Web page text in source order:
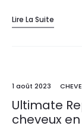
Lire La Suite
1 août 2023
Ultimate
cheveux